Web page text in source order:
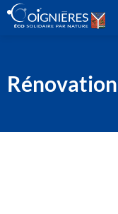
Rénovation